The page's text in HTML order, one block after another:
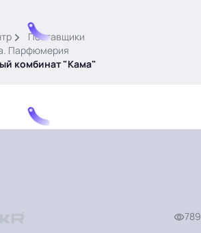
Поставщики
Парфюмерия
комбинат "Кама"
789